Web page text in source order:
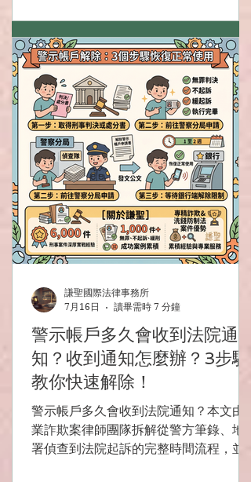
警示帳戶多久會收到法院通
知？收到通知怎麼辦？3步驟
教你快速解除！
警示帳戶多久會收到法院通知？本文由專
業詐欺案律師團隊拆解從警方筆錄、地檢
署偵查到法院起訴的完整時間流程，並提
謙聖國際法律事務所
7月16日
讀畢需時 7 分鐘